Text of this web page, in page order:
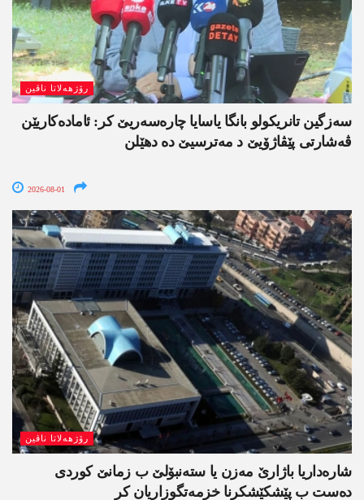
رۆژھەلاتا ناڤین
سەزگین تانریکولو بانگا یاسایا چارەسەریێ کر: ئامادەکاریێن
ڤەشارتی پێڤاژۆیێ د مەترسیێ دە دھێلن
2026-08-01
رۆژھەلاتا ناڤین
شارەداریا باژارێ مەزن یا ستەنبۆلێ ب زمانێ کوردی
دەست ب پێشکێشکرنا خزمەتگوزاریان کر